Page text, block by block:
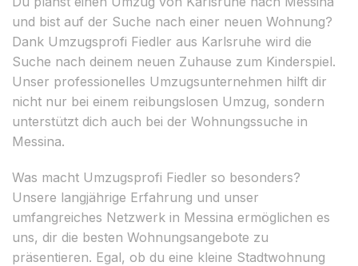
und bist auf der Suche nach einer neuen Wohnung?
Dank Umzugsprofi Fiedler aus Karlsruhe wird die
Suche nach deinem neuen Zuhause zum Kinderspiel.
Unser professionelles Umzugsunternehmen hilft dir
nicht nur bei einem reibungslosen Umzug, sondern
unterstützt dich auch bei der Wohnungssuche in
Messina.
Was macht Umzugsprofi Fiedler so besonders?
Unsere langjährige Erfahrung und unser
umfangreiches Netzwerk in Messina ermöglichen es
uns, dir die besten Wohnungsangebote zu
präsentieren. Egal, ob du eine kleine Stadtwohnung